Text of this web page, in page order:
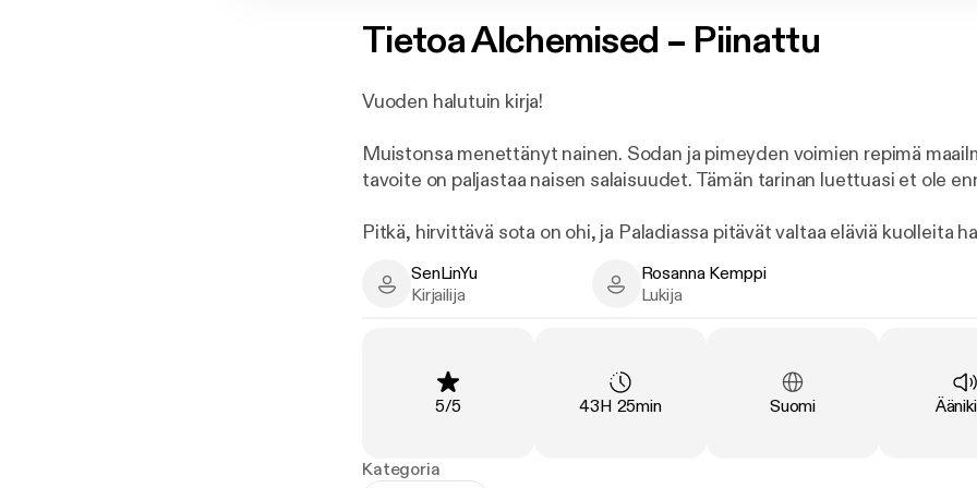
TietoaAlchemised – Piinattu
Vuoden halutuin kirja!
Muistonsa menettänyt nainen. Sodan ja pimeyden voimien repimä
tavoite on paljastaa naisen salaisuudet. Tämän tarinan luettuasi et ole
Pitkä, hirvittävä sota on ohi, ja Paladiassa pitävät valtaa eläviä kuolleita
todellisuuteen – hän on menettänyt ystävänsä, liittolaisensa ja kykynsä,
muistonsa sodan päättymistä edeltäviltä kuukausilta ovat pyyhkiytyneet
Sitä pannaan selvittämään kylmä, häikäilemätön käskynhaltija, ja hänen
kartanossaan Helena joutuu taistelemaan suojellakseen menneisyyttään
syvälle haudatut salaisuutensa – ja ne Helenan on saatava selville, vaikka
SenLinYu - Author
SenLinYu
Kirjailija
Rosanna Kemppi - Narrator
Rosanna Kemppi
Lukija
Arvosana
5/5 Kesto:
43H 25min Kieli:
Suomi
Kategoria